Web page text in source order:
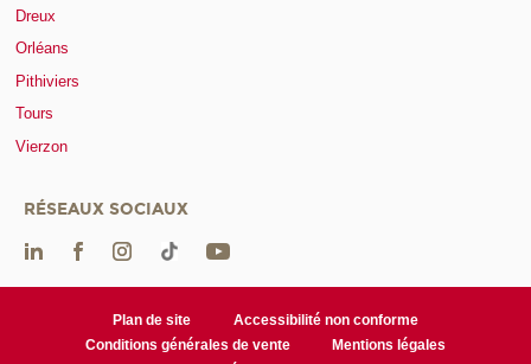
Dreux
Orléans
Pithiviers
Tours
Vierzon
RÉSEAUX SOCIAUX
Plan de site
Accessibilité non conforme
Conditions générales de vente
Mentions légales